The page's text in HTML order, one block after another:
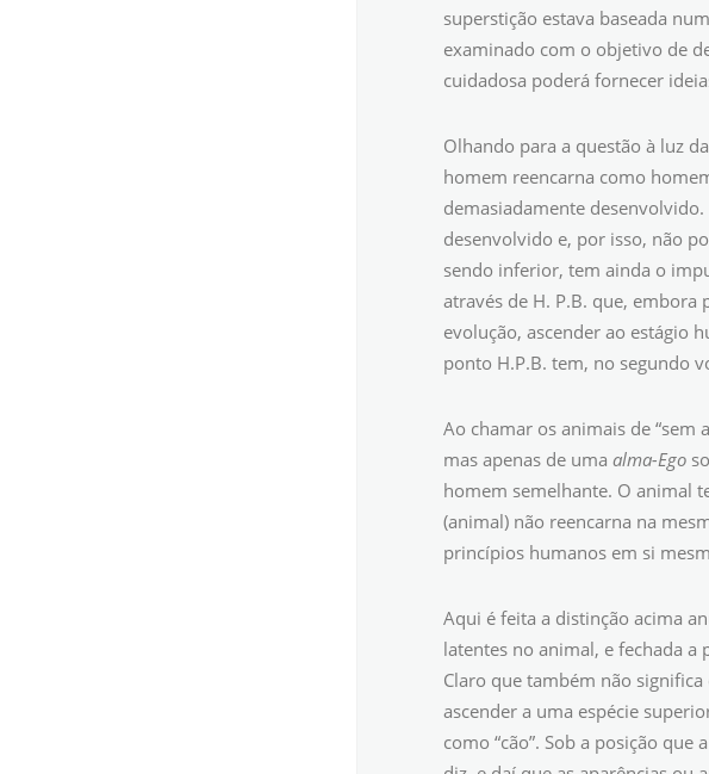
superstição estava baseada
examinado com o objetivo de
cuidadosa poderá fornecer
Olhando para a questão à luz
homem reencarna como
demasiadamente desenvolvido.
desenvolvido e, por isso, não
sendo inferior, tem ainda o
através de H. P.B. que,
evolução, ascender ao estágio
ponto H.P.B. tem, no segundo
Ao chamar os animais de “sem
mas apenas de uma alma-Ego
homem semelhante. O animal
(animal) não reencarna na
princípios humanos em si
Aqui é feita a distinção acima
latentes no animal, e fechada
Claro que também não
ascender a uma espécie
como “cão”. Sob a posição